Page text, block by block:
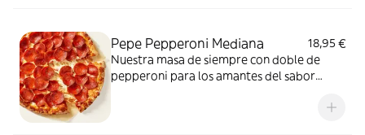
Pepe Pepperoni Mediana
18,95 €
Nuestra masa de siempre con doble de
pepperoni para los amantes del sabor